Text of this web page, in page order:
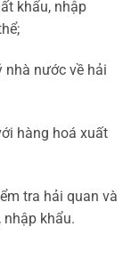
khẩu, nhập
nhà nước về hải
hàng hoá xuất
tra hải quan và
khẩu.